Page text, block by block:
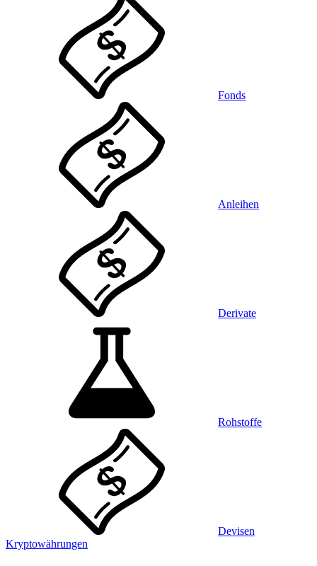
Fonds
Anleihen
Derivate
Rohstoffe
Devisen
Kryptowährungen